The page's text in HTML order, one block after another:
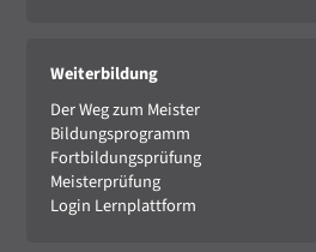
Weiterbildung
Der Weg zum Meister
Bildungsprogramm
Fortbildungsprüfung
Meisterprüfung
Login Lernplattform